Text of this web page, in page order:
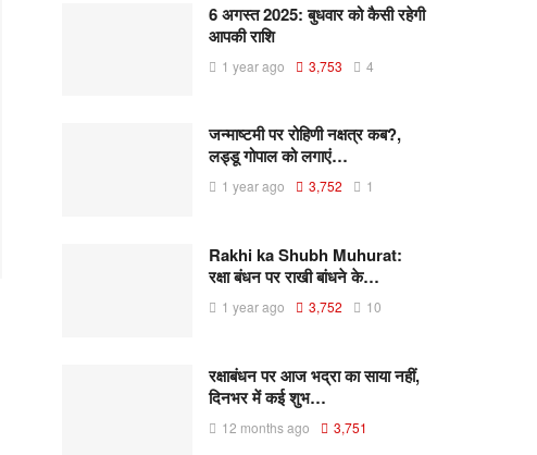
6 अगस्त 2025: बुधवार को कैसी रहेगी
आपकी राशि
1 year ago 3,753 4
जन्माष्टमी पर रोहिणी नक्षत्र कब?,
लड्डू गोपाल को लगाएं…
1 year ago 3,752 1
Rakhi ka Shubh Muhurat:
रक्षा बंधन पर राखी बांधने के…
1 year ago 3,752 10
रक्षाबंधन पर आज भद्रा का साया नहीं,
दिनभर में कई शुभ…
12 months ago 3,751